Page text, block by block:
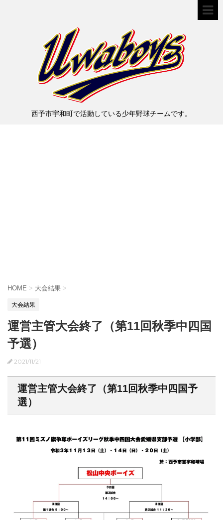
西予市宇和町で活動している少年野球チームです。
HOME > 大会結果 >
大会結果
運営主管大会終了（第11回秋季中四国
予選）
2021/11/21
運営主管大会終了（第11回秋季中四国予
選）